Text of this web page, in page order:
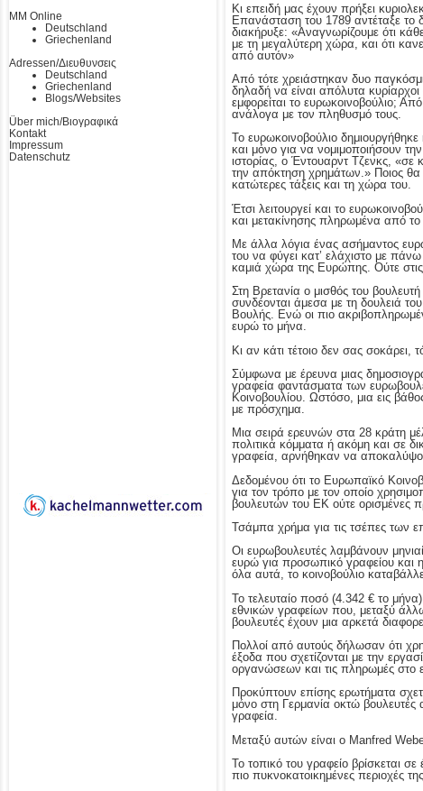
MM Online
Deutschland
Griechenland
Adressen/Διευθυνσεις
Deutschland
Griechenland
Blogs/Websites
Über mich/Βιογραφικά
Kontakt
Impressum
Datenschutz
Κι επειδή μας έχουν πρήξει
Επανάσταση του 1789 αντέταξε το
διακήρυξε: «Αναγνωρίζουμε ότι
με τη μεγαλύτερη χώρα, και ότι
από αυτόν»
Από τότε χρειάστηκαν δυο
δηλαδή να είναι απόλυτα
εμφορείται το ευρωκοινοβούλιο;
ανάλογα με τον πληθυσμό τους.
Το ευρωκοινοβούλιο
και μόνο για να νομιμοποιήσουν
ιστορίας, ο Έντουαρντ Τζενκς, «σε
την απόκτηση χρημάτων.» Ποιος θα
κατώτερες τάξεις και τη χώρα του.
Έτσι λειτουργεί και το
και μετακίνησης πληρωμένα από
Με άλλα λόγια ένας ασήμαντος
του να φύγει κατ’ ελάχιστο με
καμιά χώρα της Ευρώπης. Ούτε στις
Στη Βρετανία ο μισθός του
συνδέονται άμεσα με τη δουλειά
Βουλής. Ενώ οι πιο
ευρώ το μήνα.
Κι αν κάτι τέτοιο δεν σας σοκάρει,
Σύμφωνα με έρευνα μιας
γραφεία φαντάσματα των
Κοινοβουλίου. Ωστόσο, μια εις
με πρόσχημα.
Μια σειρά ερευνών στα 28 κράτη
πολιτικά κόμματα ή ακόμη και σε
γραφεία, αρνήθηκαν να
Δεδομένου ότι το Ευρωπαϊκό
για τον τρόπο με τον οποίο
βουλευτών του ΕΚ ούτε ορισμένες
Τσάμπα χρήμα για τις τσέπες των
Οι ευρωβουλευτές λαμβάνουν
ευρώ για προσωπικό γραφείου
όλα αυτά, το κοινοβούλιο
Το τελευταίο ποσό (4.342 € το
εθνικών γραφείων που, μεταξύ
βουλευτές έχουν μια αρκετά
Πολλοί από αυτούς δήλωσαν ότι
έξοδα που σχετίζονται με την
οργανώσεων και τις πληρωμές στο
Προκύπτουν επίσης ερωτήματα
μόνο στη Γερμανία οκτώ βουλευτές
γραφεία.
Μεταξύ αυτών είναι ο Manfred
Το τοπικό του γραφείο βρίσκεται
πιο πυκνοκατοικημένες περιοχές